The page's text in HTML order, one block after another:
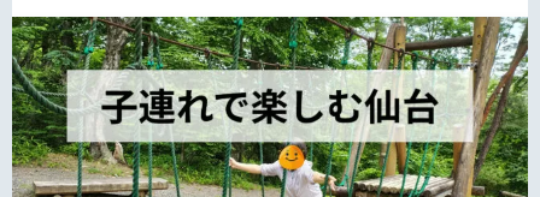
運営者情報 運営者紹介
サイトマップ site map
プライバシーポリシー Privacy Policy